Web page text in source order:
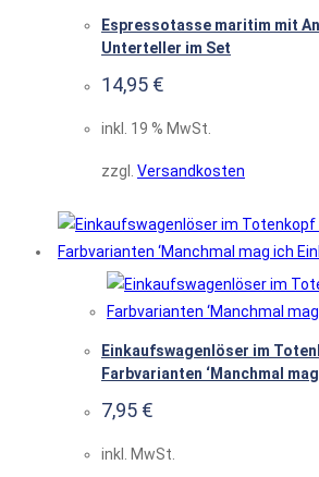
Espressotasse maritim mit
Unterteller im Set
14,95 €
inkl. 19 % MwSt.
zzgl. Versandkosten
Einkaufswagenlöser im
Farbvarianten ‘Manchmal
7,95 €
inkl. MwSt.